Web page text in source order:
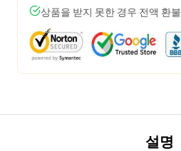
상품을 받지 못한 경우 전액 환불
설명